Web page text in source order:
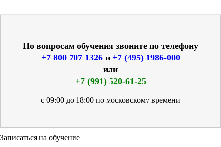
По вопросам обучения звоните по телефону
+7 800 707 1326и +7 (495) 1986-000
или
+7 (991) 520-61-25
с 09:00 до 18:00 по московскому времени
Записаться на обучение